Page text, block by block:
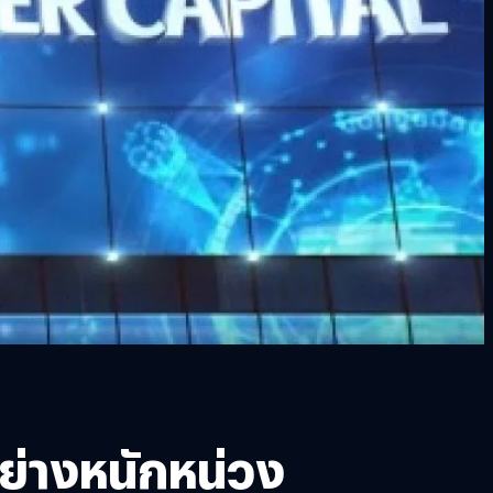
างหนักหน่วง